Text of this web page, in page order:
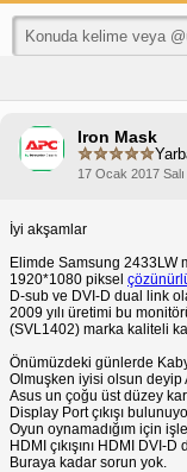
Iron Mask
17 Ocak 2017
İyi akşamlar
Elimde Samsung 2433LW
1920*1080 piksel
D-sub ve DVI-D dual link
2009 yılı üretimi bu
(SVL1402) marka kaliteli
Önümüzdeki günlerde
Olmuşken iyisi olsun deyip
Asus un çoğu üst düzey
Display Port çıkışı
Oyun oynamadığım için
HDMI çıkışını HDMI DVI-
Buraya kadar sorun yok.